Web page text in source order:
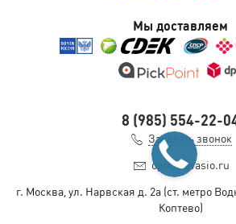
Мы доставляем
8 (985) 554-22-
Заказать звонок
opt@slavasio.ru
г. Москва, ул. Нарвская д. 2а(ст. метро
Коптево)